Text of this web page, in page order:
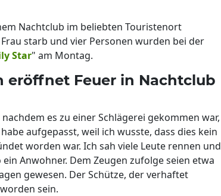
Nachtclub im beliebten Touristenort
starb und vier Personen wurden bei der
Star" am Montag.
eröffnet Feuer in Nachtclub
es zu einer Schlägerei gekommen war,
aufgepasst, weil ich wusste, dass dies kein
worden war. Ich sah viele Leute rennen und
Anwohner. Dem Zeugen zufolge seien etwa
gewesen. Der Schütze, der verhaftet
sein.